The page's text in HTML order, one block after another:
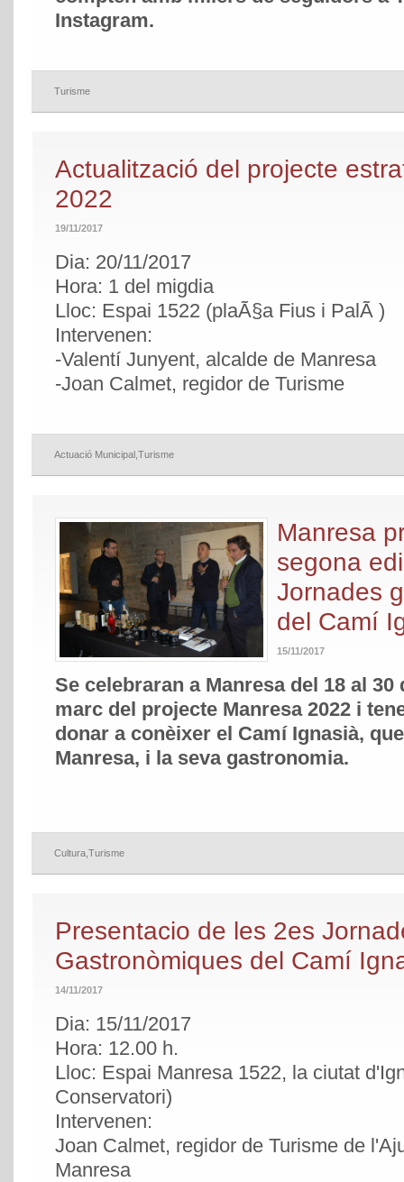
Instagram.
Turisme
Actualització del projecte
2022
19/11/2017
Dia: 20/11/2017
Hora: 1 del migdia
Lloc: Espai 1522 (plaÃ§a Fius i PalÃ )
Intervenen:
-Valentí Junyent, alcalde de Manresa
-Joan Calmet, regidor de Turisme
Actuació Municipal Turisme
Manresa
segona
Jornades
del Camí
15/11/2017
Se celebraran a Manresa del 18 al 30
marc del projecte Manresa 2022 i
donar a conèixer el Camí Ignasià,
Manresa, i la seva gastronomia.
Cultura Turisme
Presentacio de les 2es
Gastronòmiques del Camí
14/11/2017
Dia: 15/11/2017
Hora: 12.00 h.
Lloc: Espai Manresa 1522, la ciutat
Conservatori)
Intervenen:
Joan Calmet, regidor de Turisme de
Manresa